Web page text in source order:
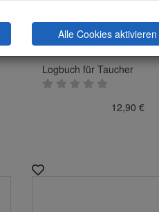
Logbuch für Taucher
12,90 €
Alle Cookies aktivieren